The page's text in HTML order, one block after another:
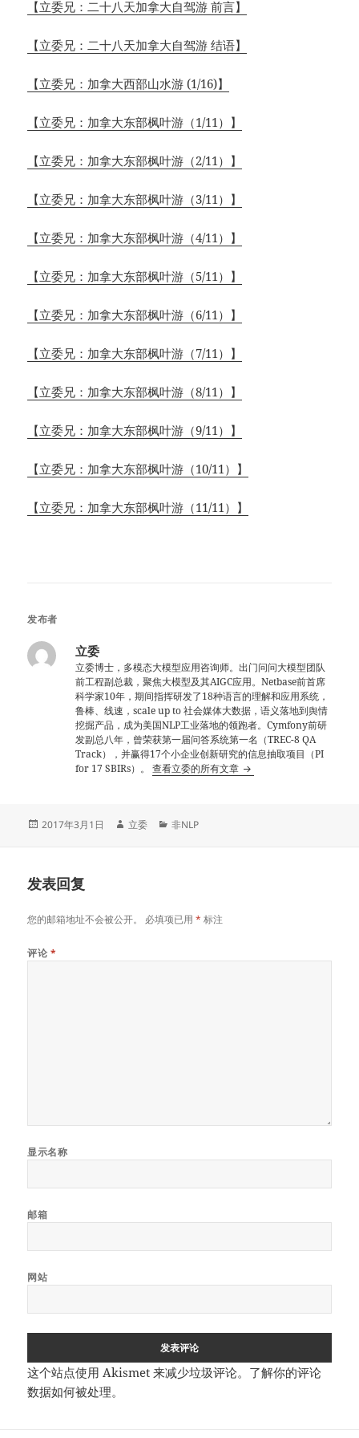
【立委兄：二十八天加拿大自驾游 前言】
【立委兄：二十八天加拿大自驾游 结语】
【立委兄：加拿大西部山水游 (1/16)】
【立委兄：加拿大东部枫叶游（1/11）】
【立委兄：加拿大东部枫叶游（2/11）】
【立委兄：加拿大东部枫叶游（3/11）】
【立委兄：加拿大东部枫叶游（4/11）】
【立委兄：加拿大东部枫叶游（5/11）】
【立委兄：加拿大东部枫叶游（6/11）】
【立委兄：加拿大东部枫叶游（7/11）】
【立委兄：加拿大东部枫叶游（8/11）】
【立委兄：加拿大东部枫叶游（9/11）】
【立委兄：加拿大东部枫叶游（10/11）】
【立委兄：加拿大东部枫叶游（11/11）】
发布者
立委
立委博士，多模态大模型应用咨询师。出门问问大模型团队
前工程副总裁，聚焦大模型及其AIGC应用。Netbase前首席
科学家10年，期间指挥研发了18种语言的理解和应用系统，
鲁棒、线速，scale up to 社会媒体大数据，语义落地到舆情
挖掘产品，成为美国NLP工业落地的领跑者。Cymfony前研
发副总八年，曾荣获第一届问答系统第一名（TREC-8 QA
Track），并赢得17个小企业创新研究的信息抽取项目（PI
for 17 SBIRs）。查看立委的所有文章
发
2017年3月1日
作
立委
分
非NLP
发表回复
您的邮箱地址不会被公开。 必填项已用* 标注
评论 *
显示名称
邮箱
网站
这个站点使用 Akismet 来减少垃圾评论。 了解你的评论
数据如何被处理。